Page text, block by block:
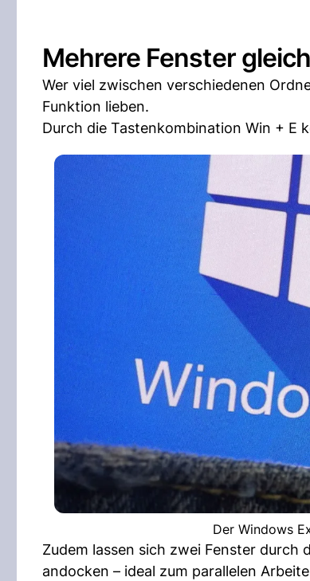
Mehrere Fenster
Wer viel zwischen verschiedenen
Funktion lieben.
Durch die Tastenkombination Win + E
Der Windows
Zudem lassen sich zwei Fenster
andocken – ideal zum parallelen